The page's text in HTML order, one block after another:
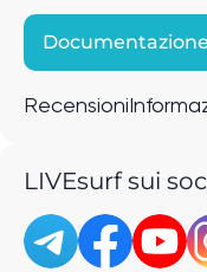
Recensioni
LIVEsurf sui